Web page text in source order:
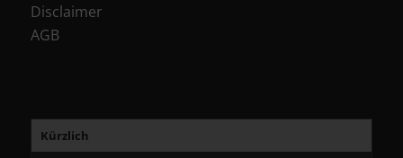
Disclaimer
AGB
Kürzlich